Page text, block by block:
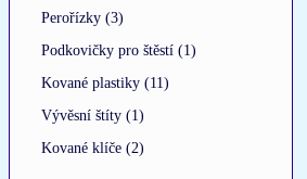
Perořízky (3)
Podkovičky pro štěstí (1)
Kované plastiky (11)
Vývěsní štíty (1)
Kované klíče (2)